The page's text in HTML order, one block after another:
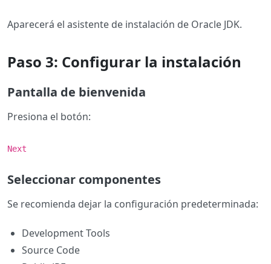
Aparecerá el asistente de instalación de Oracle JDK.
Paso 3: Configurar la instalación
Pantalla de bienvenida
Presiona el botón:
Next
Seleccionar componentes
Se recomienda dejar la configuración predeterminada:
Development Tools
Source Code